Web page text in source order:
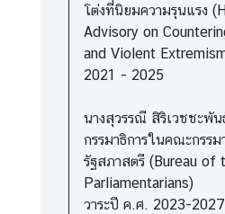
โต่งที่นิยมความรุนแรง
Advisory on
and Violent
2021 - 2025
นางสุวรรณี สิริเวชชะพั
กรรมาธิการในคณะกรร
รัฐสภาสตรี (Bureau of
Parliamentarians)
วาระปี ค.ศ. 2023-2027